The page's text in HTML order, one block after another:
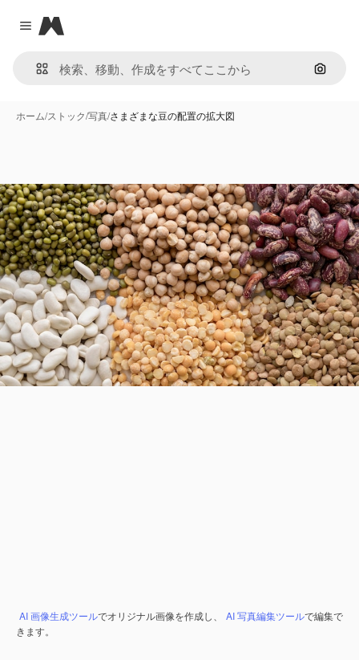
Close menu
Magnific
画像で
ホーム/ストック/写真/さまざまな豆の配置の拡大図
AI 画像生成ツールでオリジナル画像を作成し、 AI 写真編集ツールで編集で
きます。